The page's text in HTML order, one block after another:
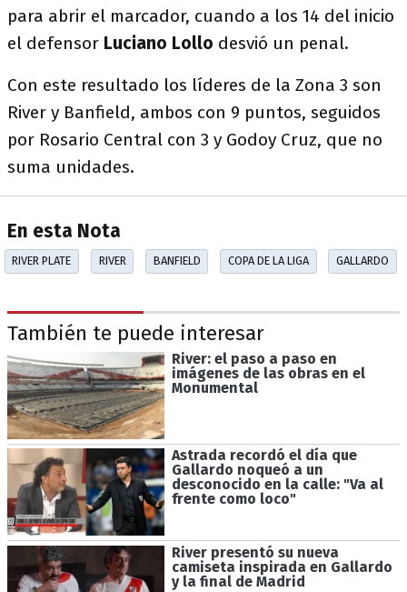
para abrir el marcador, cuando a los 14 del inicio
el defensor Luciano Lollo desvió un penal.
Con este resultado los líderes de la Zona 3 son
River y Banfield, ambos con 9 puntos, seguidos
por Rosario Central con 3 y Godoy Cruz, que no
suma unidades.
En esta Nota
RIVER PLATE RIVER BANFIELD COPA DE LA LIGA GALLARDO
También te puede interesar
River: el paso a paso en
imágenes de las obras en el
Monumental
Astrada recordó el día que
Gallardo noqueó a un
desconocido en la calle: "Va al
frente como loco"
River presentó su nueva
camiseta inspirada en Gallardo
y la final de Madrid